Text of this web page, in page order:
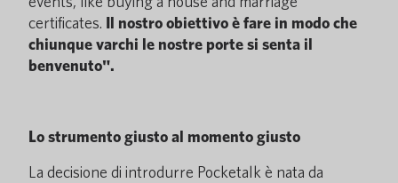
certificates. Il nostro obiettivo è fare in modo che
chiunque varchi le nostre porte si senta il
benvenuto".
Lo strumento giusto al momento giusto
La decisione di introdurre Pocketalk è nata da